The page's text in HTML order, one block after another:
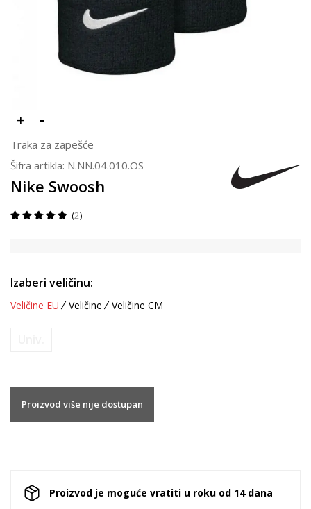
Traka za zapešće
Šifra artikla: N.NN.04.010.OS
Nike Swoosh
2
Izaberi veličinu:
Veličine EU Veličine Veličine CM
Proizvod više nije dostupan
Proizvod je moguće vratiti u roku od 14 dana